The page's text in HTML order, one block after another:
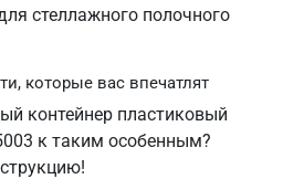
стеллажного полочного
которые вас впечатлят
контейнер пластиковый
к таким особенным?